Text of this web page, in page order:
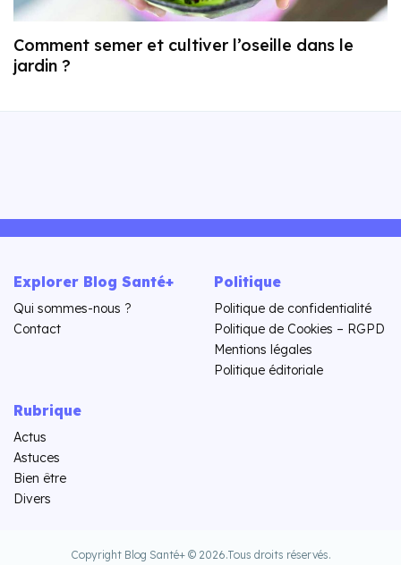
Comment semer et cultiver l’oseille dans le
jardin ?
Explorer Blog Santé+
Qui sommes-nous ?
Contact
Politique
Politique de confidentialité
Politique de Cookies – RGPD
Mentions légales
Politique éditoriale
Rubrique
Actus
Astuces
Bien être
Divers
Copyright Blog Santé+ © 2026.Tous droits réservés.